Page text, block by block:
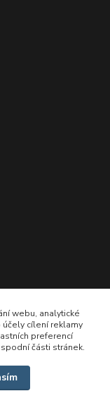
webu, analytické
cílení reklamy
preferencí
části stránek.